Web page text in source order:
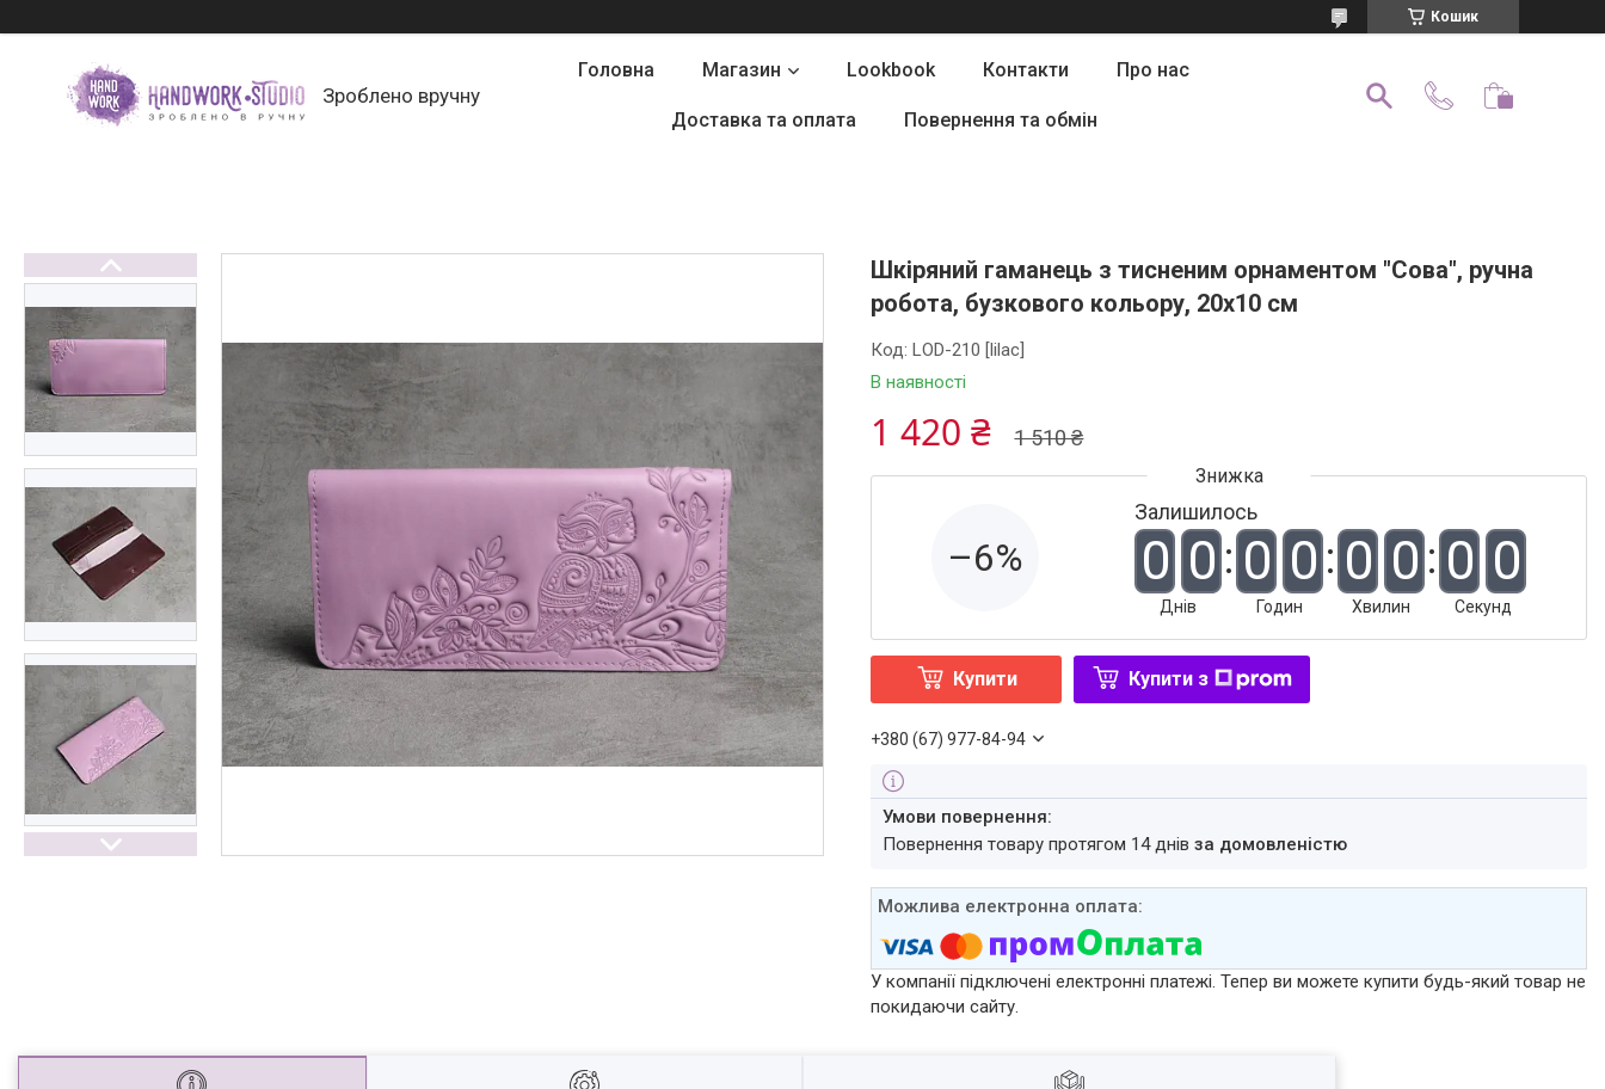
Кошик
Зроблено вручну
Головна Магазин Lookbook Контакти Про нас
Доставка та оплата Повернення та обмін
Шкіряний гаманець з тисненим орнаментом "Сова", ручна
робота, бузкового кольору, 20х10 см
В наявності
Код:LOD-210 [lilac]
1 510 ₴
1 420 ₴
–6%
Залишилось
0 0
Днів
0 0
Годин
0 0
Хвилин
0 0
Секунд
Купити Купити з
+380 (67) 977-84-94
повернення товару протягом 14 днівза домовленістю
У компанії підключені електронні платежі. Тепер ви можете купити будь-який товар не
покидаючи сайту.